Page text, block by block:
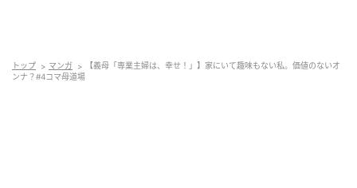
トップ マンガ
【義母「専業主婦は、幸せ！」】家にいて趣味もない私。価値のないオ
ンナ？#4コマ母道場